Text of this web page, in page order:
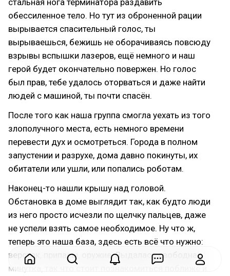
стальная нога терминатора раздавить
обессиленное тело. Но тут из оброненной рации
вырывается спасительный голос, ты
вырываешься, бежишь не оборачиваясь повсюду
взрывы вспышки лазеров, ещё немного и наш
герой будет окончательно повержен. Но голос
был прав, тебе удалось оторваться и даже найти
людей с машиной, ты почти спасён.
После того как наша группа смогла уехать из того
злополучного места, есть немного времени
перевести дух и осмотреться. Города в полном
запустении и разрухе, дома давно покинуты, их
обитатели или ушли, или попались роботам.
Наконец-то нашли крышу над головой.
Обстановка в доме выглядит так, как будто люди
из него просто исчезли по щелчку пальцев, даже
не успели взять самое необходимое. Ну что ж,
теперь это наша база, здесь есть всё что нужно:
верстак, припасы, оружие. Выдалась свободная
минутка, так что стоит познакомиться поближе и